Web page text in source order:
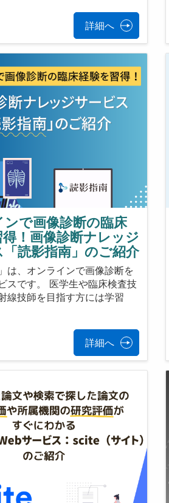
詳細へ
ンで画像診断の臨床
！画像診断ナレッジ
読影指南」のご紹介
は、オンラインで画像診断を
スです。 医学生や臨床検査技
線技師を目指す方には学習
詳細へ